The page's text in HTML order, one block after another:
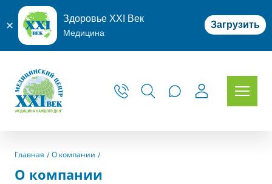
Здоровье XXI Век
Медицина
Загрузить
Главная О компании
О компании